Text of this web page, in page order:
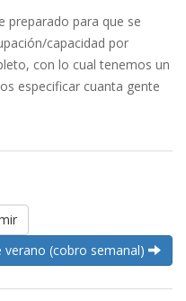
preparado para que se
capacidad por
con lo cual tenemos un
especificar cuanta gente
(cobro semanal)